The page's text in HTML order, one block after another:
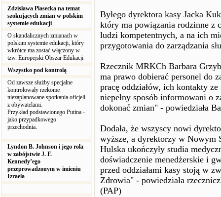
Zdzisława Piasecka na temat
szokujących zmian w polskim
systemie edukacji
O skandalicznych zmianach w
polskim systemie edukacji, który
wkrótce ma zostać włączony w
tzw. Europejski Obszar Edukacji
Wszystko pod kontrolą
Od zawsze służby specjalne
kontrolowały rzekome
niezaplanowane spotkania oficjeli
z obywatelami.
Przykład podstawionego Putina -
jako przypadkowego
przechodnia.
Lyndon B. Johnson i jego rola
w zabójstwie J. F.
Kennedy’ego
przeprowadzonym w imieniu
Izraela
Byłego dyrektora kasy Jacka
który ma powiązania rodzinne z
ludzi kompetentnych, a na ich
przygotowania do zarządzania
Rzecznik MRKCh Barbara
ma prawo dobierać personel do
pracę oddziałów, ich kontakty
niepełny sposób informowani o
dokonać zmian" - powiedziała
Dodała, że wszyscy nowi
wyższe, a dyrektorzy w Nowym
Hulska ukończyły studia
doświadczenie menedżerskie i
przed oddziałami kasy stoją w
Zdrowia" - powiedziała
(PAP)